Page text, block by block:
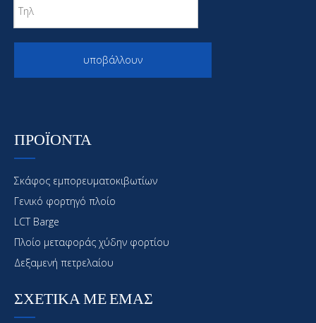
Υποστήριξη Επιθεώρησης Ναυπηγείου 3000dwt
υποβάλλουν
ΠΡΟΪΟΝΤΑ
Σκάφος εμπορευματοκιβωτίων
Γενικό φορτηγό πλοίο
LCT Barge
Πλοίο μεταφοράς χύδην φορτίου
Δεξαμενή πετρελαίου
ΣΧΕΤΙΚΑ ΜΕ ΕΜΑΣ